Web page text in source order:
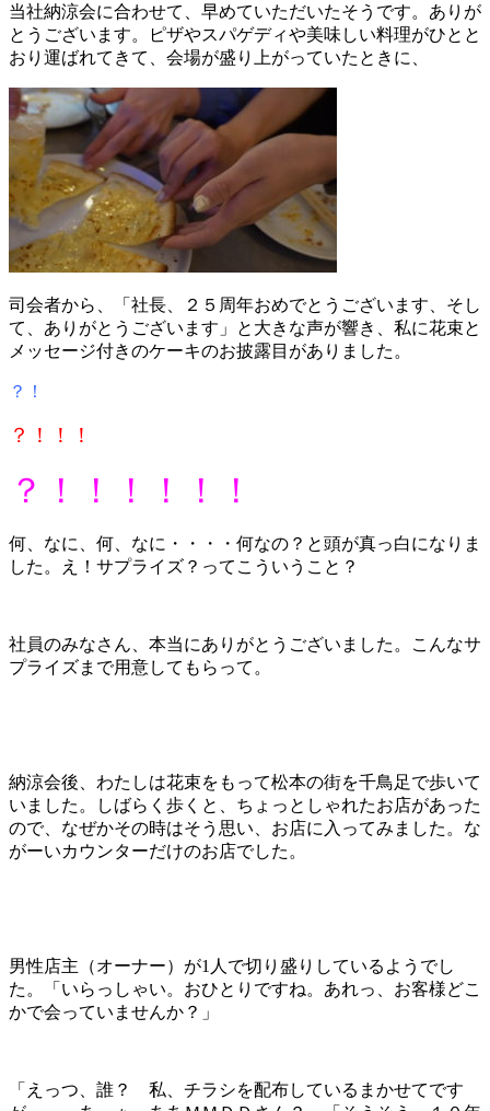
当社納涼会に合わせて、早めていただいたそうです。ありが
とうございます。ピザやスパゲディや美味しい料理がひとと
おり運ばれてきて、会場が盛り上がっていたときに、
司会者から、「社長、２５周年おめでとうございます、そし
て、ありがとうございます」と大きな声が響き、私に花束と
メッセージ付きのケーキのお披露目がありました。
？！
？！！！
？！！！！！！
何、なに、何、なに・・・・何なの？と頭が真っ白になりま
した。え！サプライズ？ってこういうこと？
社員のみなさん、本当にありがとうございました。こんなサ
プライズまで用意してもらって。
納涼会後、わたしは花束をもって松本の街を千鳥足で歩いて
いました。しばらく歩くと、ちょっとしゃれたお店があった
ので、なぜかその時はそう思い、お店に入ってみました。な
がーいカウンターだけのお店でした。
男性店主（オーナー）が1人で切り盛りしているようでし
た。「いらっしゃい。おひとりですね。あれっ、お客様どこ
かで会っていませんか？」
「えっつ、誰？ 私、チラシを配布しているまかせてです